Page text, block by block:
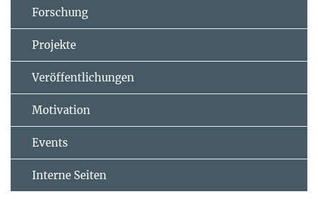
Forschung
Projekte
Veröffentlichungen
Motivation
Events
Interne Seiten